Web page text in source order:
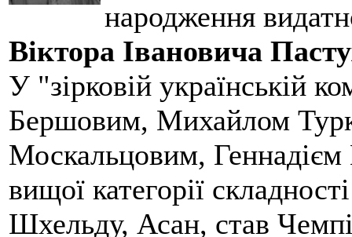
народження
Віктора Івановича
У "зірковій українській
Бершовим, Михайлом
Москальцовим,
вищої категорії
Шхельду, Асан, став